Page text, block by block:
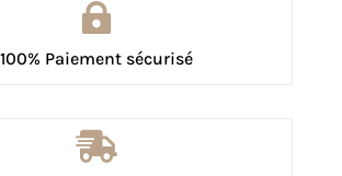

100% Paiement sécurisé
